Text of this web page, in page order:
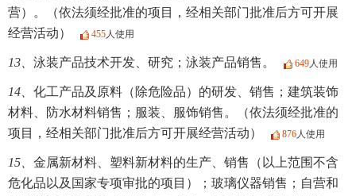
营）。（依法须经批准的项目，经相关部门批准后方可开展
经营活动）
455人使用
13、 泳装产品技术开发、研究；泳装产品销售。 649人使用
14、 化工产品及原料（除危险品）的研发、销售；建筑装饰
材料、防水材料销售；服装、服饰销售。（依法须经批准的
项目，经相关部门批准后方可开展经营活动）
876人使用
15、 金属新材料、塑料新材料的生产、销售（以上范围不含
危化品以及国家专项审批的项目）；玻璃仪器销售；自营和